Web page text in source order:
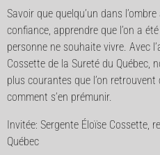
Savoir que quelqu’un dans
confiance, apprendre que l’on a
personne ne souhaite vivre. Avec
Cossette de la Sureté du Québec,
plus courantes que l’on
comment s’en prémunir.
Invitée: Sergente Éloïse Cossette,
Québec